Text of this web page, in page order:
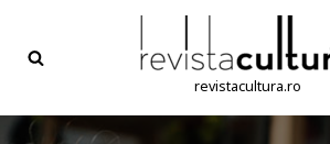
Sari
conținut
revistacultura.ro